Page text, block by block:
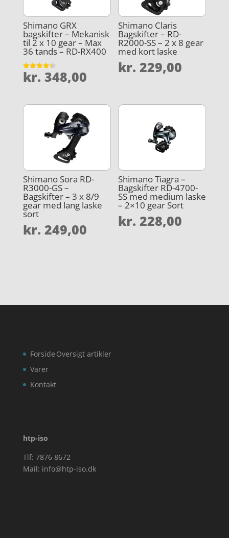
Shimano GRX
bagskifter – Mekanisk
til 2 x 10 gear – Max
36 tands – RD-RX400
Vurderet
4.3
kr. 348,00
Shimano Claris
Bagskifter – RD-
R2000-SS – 2 x 8 gear
med kort laske
kr. 229,00
Shimano Sora RD-
R3000-GS –
Bagskifter – 3 x 8/9
gear med lang laske
sort
kr. 249,00
Shimano Tiagra –
Bagskifter RD-4700-
SS med medium laske
– 2×10 gear Sort
kr. 228,00
Forside
Varer
Kontakt
Oversigt artikler
htp-iso
Tlf: 7876 8672
Mail: info@htp-iso.dk